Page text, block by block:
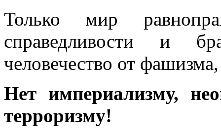
Только мир
справедливости и
человечество от
Нет империализму,
терроризму!